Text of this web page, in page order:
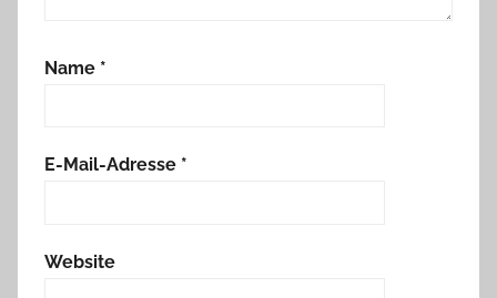
Name *
E-Mail-Adresse *
Website